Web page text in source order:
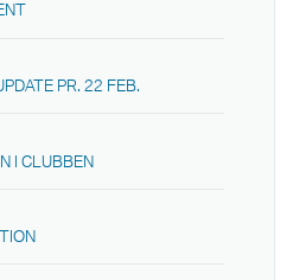
PR. 22 FEB.
I CLUBBEN